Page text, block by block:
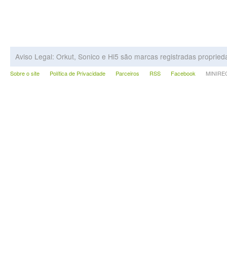
Aviso Legal: Orkut, Sonico e Hi5 são marcas registradas
Sobre o site Política de Privacidade Parceiros RSS Facebook